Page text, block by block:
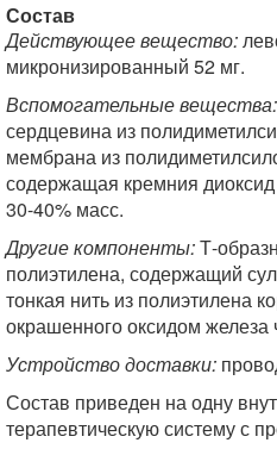
Состав
Действующее вещество:
микронизированный 52 мг.
Вспомогательные вещества:
сердцевина из
мембрана из
содержащая кремния
30-40% масс.
Другие компоненты:Т-
полиэтилена, содержащий
тонкая нить из полиэтилена
окрашенного оксидом
Устройство доставки:
Состав приведен на одну
терапевтическую систему с